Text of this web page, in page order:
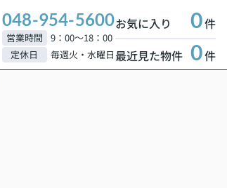
048-954-5600
営業時間
9：00～18：00
定休日
毎週火・水曜日
お気に入り 0件
最近見た物件 0件